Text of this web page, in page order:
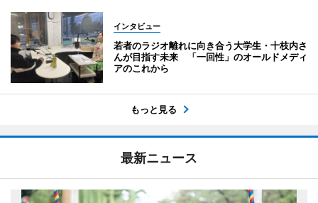
インタビュー
若者のラジオ離れに向き合う大学生・十枝内さ
んが目指す未来 「一回性」のオールドメディ
アのこれから
もっと見る
最新ニュース